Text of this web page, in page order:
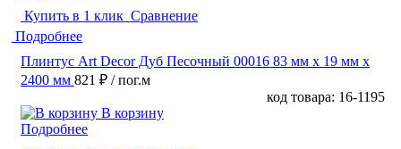
Купить в 1 клик Сравнение
Подробнее
Плинтус Art Decor Дуб Песочный 00016 83 мм х 19 мм х
2400 мм 821 ₽ / пог.м
код товара: 16-1195
В корзину
Подробнее